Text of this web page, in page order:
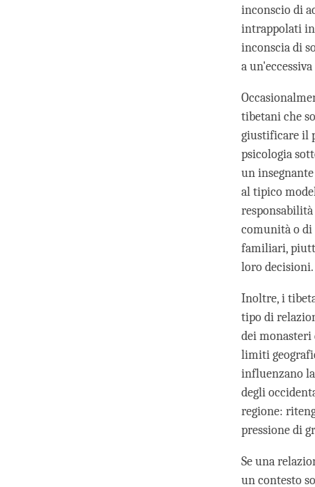
inconscio di
intrappolati in
inconscia di
a
tibetani che
giustificare il
psicologia
un
al tipico
comunità o di
familiari,
loro decisioni.
Inoltre, i
tipo di
dei monasteri
limiti
influenzano
degli
regione:
pressione di
Se una
un contesto